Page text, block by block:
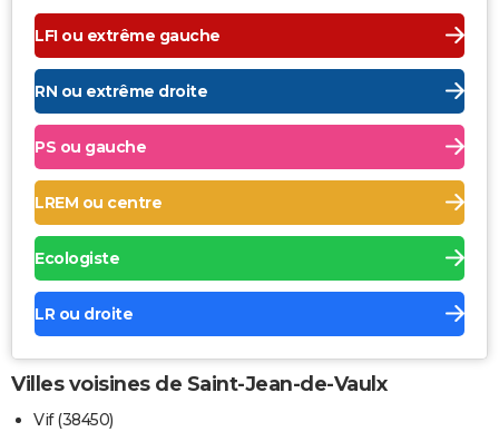
LFI ou extrême gauche
RN ou extrême droite
PS ou gauche
LREM ou centre
Ecologiste
LR ou droite
Villes voisines de Saint-Jean-de-Vaulx
Vif (38450)